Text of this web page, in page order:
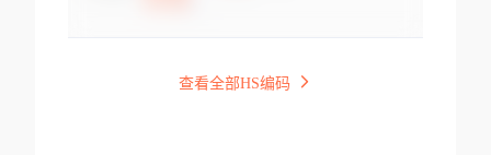
查看全部HS编码